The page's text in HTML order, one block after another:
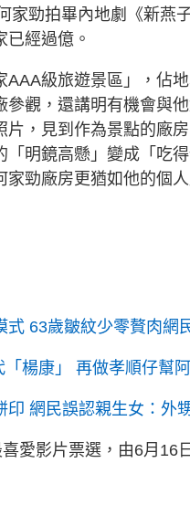
家勁拍畢內地劇《新燕
經過億。
級旅遊景區」，佔
觀，還講明有機會與
片，見到作為景點的廠
明鏡高懸」變成「吃
勁廠房更猶如他的個
63歲皺紋少零贅肉網
楊康」 再做孝順仔幫
印 網民誤認親生女：外
愛影片票選，由6月